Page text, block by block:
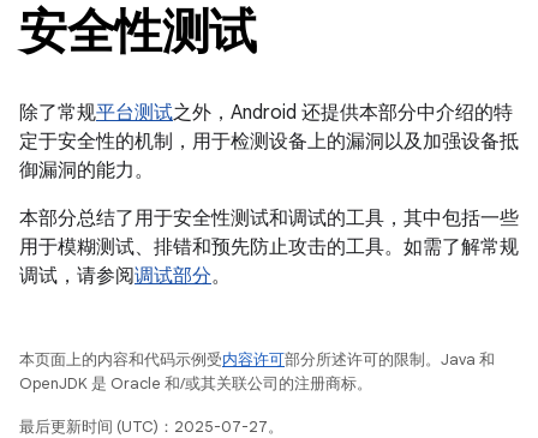
安全性测试
除了常规平台测试之外，Android 还提供本部分中介绍的特
定于安全性的机制，用于检测设备上的漏洞以及加强设备抵
御漏洞的能力。
本部分总结了用于安全性测试和调试的工具，其中包括一些
用于模糊测试、排错和预先防止攻击的工具。如需了解常规
调试，请参阅调试部分。
本页面上的内容和代码示例受内容许可部分所述许可的限制。Java 和
OpenJDK 是 Oracle 和/或其关联公司的注册商标。
最后更新时间 (UTC)：2025-07-27。